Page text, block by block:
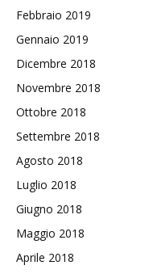
Febbraio 2019
Gennaio 2019
Dicembre 2018
Novembre 2018
Ottobre 2018
Settembre 2018
Agosto 2018
Luglio 2018
Giugno 2018
Maggio 2018
Aprile 2018